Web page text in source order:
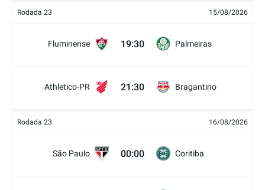
Rodada 23 15/08/2026
Fluminense 19:30 Palmeiras
Athletico-PR 21:30 Bragantino
Rodada 23 16/08/2026
São Paulo 00:00 Coritiba